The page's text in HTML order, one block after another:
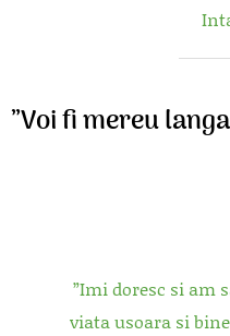
”Voi fi mereu
”Imi doresc si am
viata usoara si